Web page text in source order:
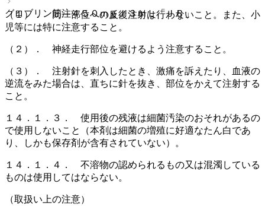
グロブリン筋注４５０ｍｇ／３ｍＬ「ＪＢ」
（１）． 同一部位への反復注射は行わないこと。また、小
児等には特に注意すること。
（２）． 神経走行部位を避けるよう注意すること。
（３）． 注射針を刺入したとき、激痛を訴えたり、血液の
逆流をみた場合は、直ちに針を抜き、部位をかえて注射する
こと。
１４．１．３． 使用後の残液は細菌汚染のおそれがあるの
で使用しないこと（本剤は細菌の増殖に好適なたん白であ
り、しかも保存剤が含有されていない）。
１４．１．４． 不溶物の認められるもの又は混濁している
ものは使用してはならない。
（取扱い上の注意）